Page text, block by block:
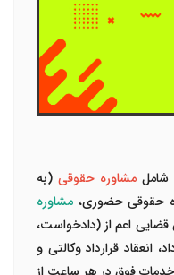
شاملمشاوره حقوقی (به
حقوقی حضوری، مشاوره
قضایی اعم از (دادخواست،
انعقاد قرارداد وکالتی و